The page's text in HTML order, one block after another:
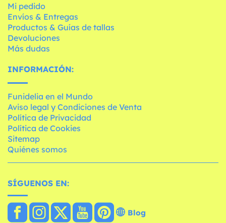
Mi pedido
Envíos & Entregas
Productos & Guías de tallas
Devoluciones
Más dudas
INFORMACIÓN:
Funidelia en el Mundo
Aviso legal y Condiciones de Venta
Política de Privacidad
Política de Cookies
Sitemap
Quiénes somos
SÍGUENOS EN:
Blog